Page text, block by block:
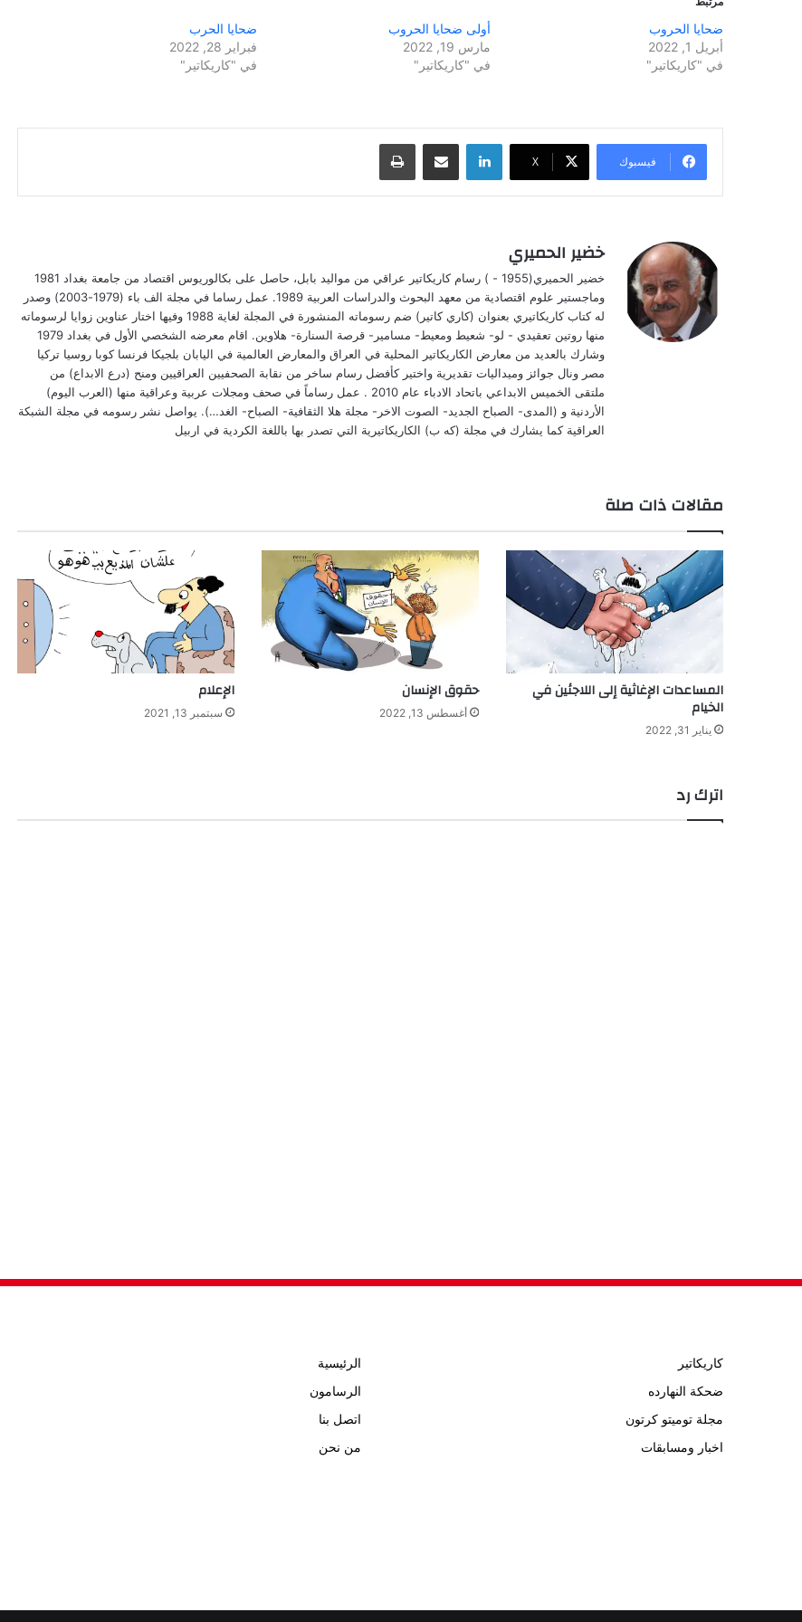
ضحايا الحروب
أبريل 1, 2022
في "كاريكاتير"
أولى ضحايا الحروب
مارس 19, 2022
في "كاريكاتير"
ضحايا الحرب
فبراير 28, 2022
في "كاريكاتير"
فيسبوك ‫X
لينكدإن مشاركة عبر البريد طباعة
خضير الحميري
خضير الحميري(1955 - ) رسام كاريكاتير عراقي من مواليد بابل، حاصل على بكالوريوس اقتصاد من جامعة بغداد 1981
وماجستير علوم اقتصادية من معهد البحوث والدراسات العربية 1989. عمل رساما في مجلة الف باء (1979-2003) وصدر
له كتاب كاريكاتيري بعنوان (كاري كاتير) ضم رسوماته المنشورة في المجلة لغاية 1988 وفيها اختار عناوين زوايا لرسوماته
منها روتين تعقيدي - لو- شعيط ومعيط- مسامير- قرصة السنارة- هلاوين. اقام معرضه الشخصي الأول في بغداد 1979
وشارك بالعديد من معارض الكاريكاتير المحلية في العراق والمعارض العالمية في اليابان بلجيكا فرنسا كوبا روسيا تركيا
مصر ونال جوائز وميداليات تقديرية واختير كأفضل رسام ساخر من نقابة الصحفيين العراقيين ومنح (درع الابداع) من
ملتقى الخميس الابداعي باتحاد الادباء عام 2010 . عمل رساماً في صحف ومجلات عربية وعراقية منها (العرب اليوم)
الأردنية و (المدى- الصباح الجديد- الصوت الاخر- مجلة هلا الثقافية- الصباح- الغد…). يواصل نشر رسومه في مجلة الشبكة
العراقية كما يشارك في مجلة (كه ب) الكاريكاتيرية التي تصدر بها باللغة الكردية في اربيل
مقالات ذات صلة
المساعدات الإغاثية إلى اللاجئين في
الخيام
يناير 31, 2022
حقوق الإنسان
أغسطس 13, 2022
الإعلام
سبتمبر 13, 2021
اترك رد
كاريكاتير
ضحكة النهارده
مجلة توميتو كرتون
اخبار ومسابقات
الرئيسية
الرسامون
اتصل بنا
من نحن